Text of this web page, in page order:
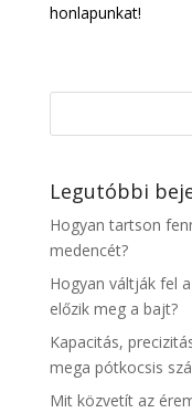
honlapunkat!
Legutóbbi
Hogyan tartson
medencét?
Hogyan váltják fel
előzik meg a bajt?
Kapacitás,
mega pótkocsis
Mit közvetít az